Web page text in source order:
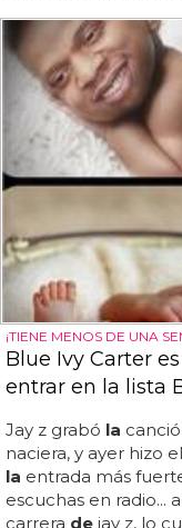
¡TIENE MENOS DE UNA
Blue Ivy Carter
entrar en la lista
Jay z grabó la
naciera, y ayer hizo el
la entrada más
escuchas en radio... a
carrera de jay z, lo